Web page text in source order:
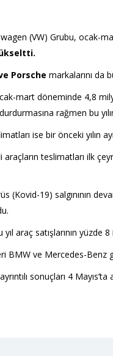
(VW) Grubu, ocak-
Porsche markalarını da
mart döneminde 4,8
rağmen bu
ise bir önceki yılın
teslimatları ilk
(Kovid-19) salgınının
araç satışlarının yüzde
ve Mercedes-Benz
sonuçları 4 Mayıs’ta